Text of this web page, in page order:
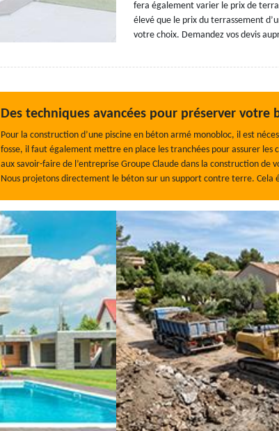
fera également varier le prix de
élevé que le prix du terrassement
votre choix. Demandez vos devis
Des techniques avancées pour préserver
Pour la construction d’une piscine en béton armé monobloc, il est
fosse, il faut également mettre en place les tranchées pour assurer
aux savoir-faire de l’entreprise Groupe Claude dans la construction de
Nous projetons directement le béton sur un support contre terre. Cela